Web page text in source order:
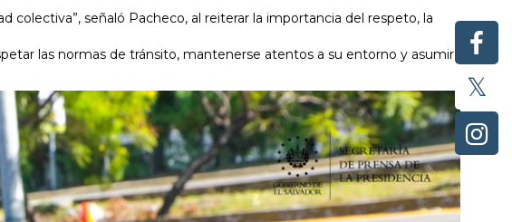
colectiva”, señaló Pacheco, al reiterar la importancia del respeto, la
las normas de tránsito, mantenerse atentos a su entorno y asumir